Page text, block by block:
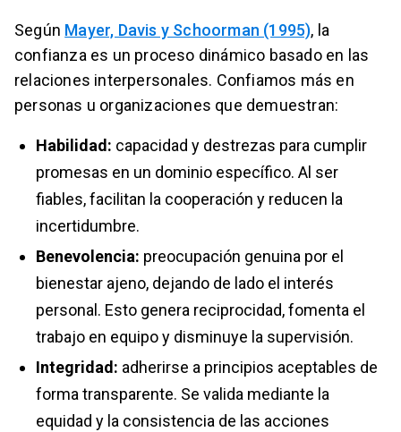
Según Mayer, Davis y Schoorman (1995), la
confianza es un proceso dinámico basado en las
relaciones interpersonales. Confiamos más en
personas u organizaciones que demuestran:
Habilidad: capacidad y destrezas para cumplir
promesas en un dominio específico. Al ser
fiables, facilitan la cooperación y reducen la
incertidumbre.
Benevolencia: preocupación genuina por el
bienestar ajeno, dejando de lado el interés
personal. Esto genera reciprocidad, fomenta el
trabajo en equipo y disminuye la supervisión.
Integridad: adherirse a principios aceptables de
forma transparente. Se valida mediante la
equidad y la consistencia de las acciones